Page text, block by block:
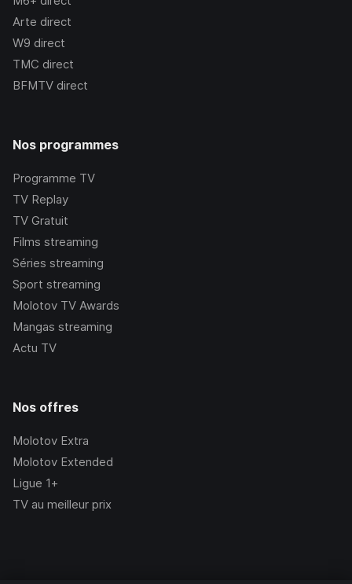
Arte direct
W9 direct
TMC direct
BFMTV direct
Nos programmes
Programme TV
TV Replay
TV Gratuit
Films streaming
Séries streaming
Sport streaming
Molotov TV Awards
Mangas streaming
Actu TV
Nos offres
Molotov Extra
Molotov Extended
Ligue 1+
TV au meilleur prix